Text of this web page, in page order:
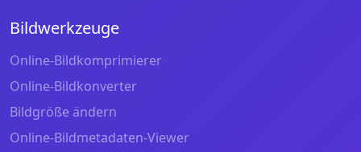
Bildwerkzeuge
Online-Bildkomprimierer
Online-Bildkonverter
Bildgröße ändern
Online-Bildmetadaten-Viewer